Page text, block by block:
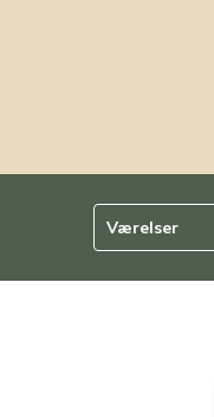
Værelser